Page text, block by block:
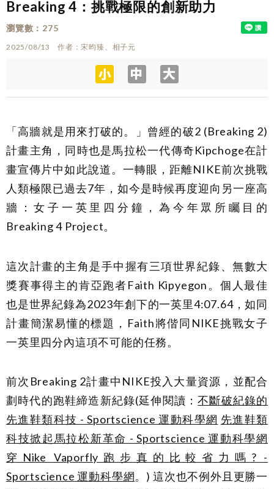
Breaking 4：挑戰極限的創新助力
瀏覽數 275
2025/08/13 作者 宋昀臻、相子元
「高牆就是用來打破的。」曾經的破2 (Breaking 2)
計畫主角，同時也是馬拉松一代傳奇Kipchoge在計
畫宣傳片中如此說道。一轉眼，距離NIKE前次挑戰
人類極限已過去7年，如今是時候再度迎向另一座高
牆：女子一英里四分鐘，為今年眾所矚目的
Breaking 4 Project。
這次計畫的主角是手中握有三項世界紀錄、無數大
獎賽事得主的肯亞跑者Faith Kipyegon。個人最佳
也是世界紀錄為2023年創下的一英里4:07.64，如同
計畫簡潔易懂的標題，Faith將偕同NIKE挑戰女子
一英里四分內這項不可能的任務。
前次Breaking 2計畫中NIKE投入大量資源，並配合
劃時代的跑鞋締造新紀錄(延伸閱讀：不斷破紀錄的
先進鞋類科技 - Sportscience 運動科學網 先進鞋類
科技掀起馬拉松新革命 - Sportscience 運動科學網
穿Nike Vaporfly跑步真的比較省力嗎? -
Sportscience 運動科學網。) 這次也不例外且更勝一